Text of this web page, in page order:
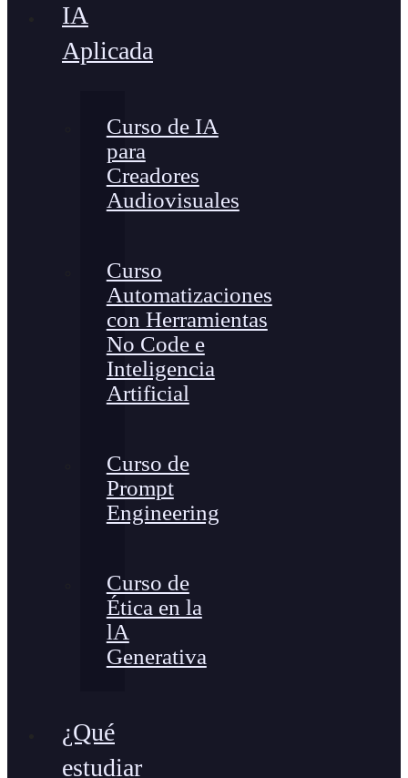
IA
Aplicada
Curso de IA
para
Creadores
Audiovisuales
Curso
Automatizaciones
con Herramientas
No Code e
Inteligencia
Artificial
Curso de
Prompt
Engineering
Curso de
Ética en la
lA
Generativa
¿Qué
estudiar